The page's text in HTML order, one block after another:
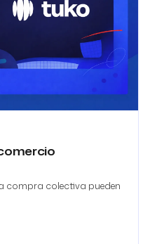
compra colectiva pueden